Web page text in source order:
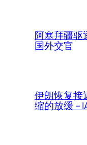
阿塞拜疆驱
国外交官
伊朗恢复接
缩的放缓 –